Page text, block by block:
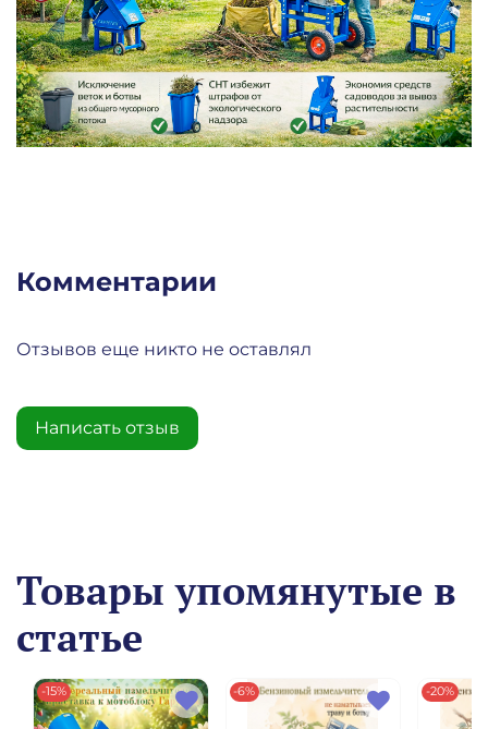
Комментарии
Отзывов еще никто не оставлял
Написать отзыв
Товары упомянутые в
статье
-15% -6% -20%